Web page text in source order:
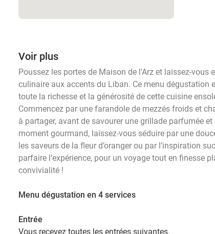
Voir plus
Poussez les portes de Maison de l'Arz et laissez-vous
culinaire aux accents du Liban. Ce menu dégustation
toute la richesse et la générosité de cette cuisine
Commencez par une farandole de mezzés froids et
à partager, avant de savourer une grillade parfumée
moment gourmand, laissez-vous séduire par une
les saveurs de la fleur d’oranger ou par l’inspiration
parfaire l’expérience, pour un voyage tout en finesse
convivialité !
Menu dégustation en 4 services
Entrée
Vous recevez toutes les entrées suivantes.